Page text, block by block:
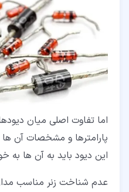
اما تفاوت اصلی میان
پارامترها و مشخصات آن
این دیود باید به آن ها به
عدم شناخت زنر مناسب